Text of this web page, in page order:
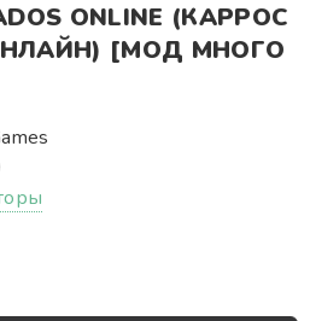
ONLINE (КАРРОС
[МОД МНОГО